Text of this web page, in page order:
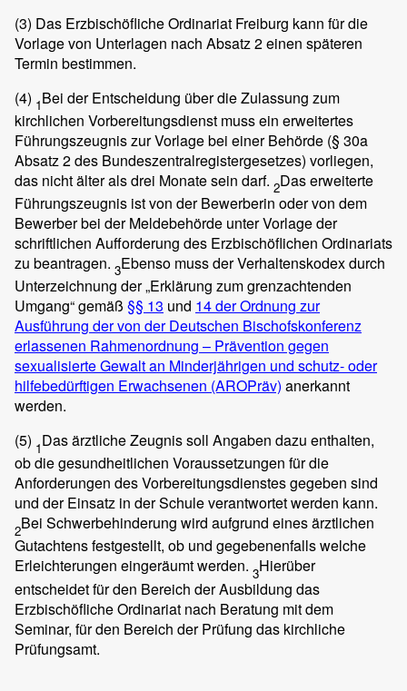
(3) Das Erzbischöfliche Ordinariat Freiburg kann für die
Vorlage von Unterlagen nach Absatz 2 einen späteren
Termin bestimmen.
(4) 1Bei der Entscheidung über die Zulassung zum
kirchlichen Vorbereitungsdienst muss ein erweitertes
Führungszeugnis zur Vorlage bei einer Behörde (§ 30a
Absatz 2 des Bundeszentralregistergesetzes) vorliegen,
das nicht älter als drei Monate sein darf. 2Das erweiterte
Führungszeugnis ist von der Bewerberin oder von dem
Bewerber bei der Meldebehörde unter Vorlage der
schriftlichen Aufforderung des Erzbischöflichen Ordinariats
zu beantragen. 3Ebenso muss der Verhaltenskodex durch
Unterzeichnung der „Erklärung zum grenzachtenden
Umgang“ gemäß §§ 13 und 14 der Ordnung zur
Ausführung der von der Deutschen Bischofskonferenz
erlassenen Rahmenordnung – Prävention gegen
sexualisierte Gewalt an Minderjährigen und schutz- oder
hilfebedürftigen Erwachsenen (AROPräv) anerkannt
werden.
(5) 1Das ärztliche Zeugnis soll Angaben dazu enthalten,
ob die gesundheitlichen Voraussetzungen für die
Anforderungen des Vorbereitungsdienstes gegeben sind
und der Einsatz in der Schule verantwortet werden kann.
2Bei Schwerbehinderung wird aufgrund eines ärztlichen
Gutachtens festgestellt, ob und gegebenenfalls welche
Erleichterungen eingeräumt werden. 3Hierüber
entscheidet für den Bereich der Ausbildung das
Erzbischöfliche Ordinariat nach Beratung mit dem
Seminar, für den Bereich der Prüfung das kirchliche
Prüfungsamt.